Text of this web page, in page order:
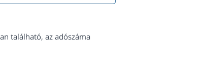
található, az adószáma